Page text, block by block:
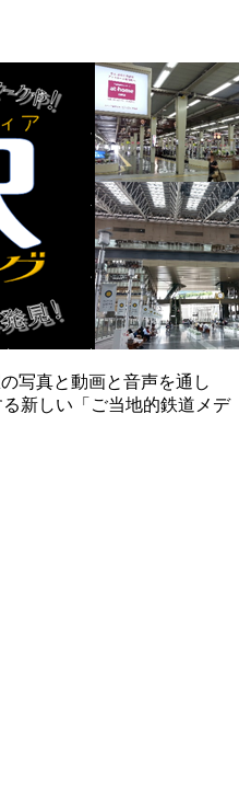
写真と動画と音声を通し
新しい「ご当地的鉄道メデ